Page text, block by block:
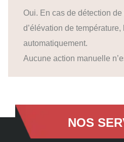
Oui. En cas de détection de
d’élévation de température,
automatiquement.
Aucune action manuelle
NOS